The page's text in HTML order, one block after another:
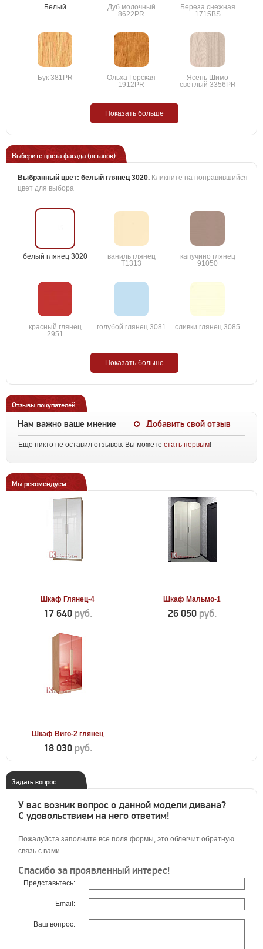
Белый
Дуб молочный
8622PR
Береза снежная
1715BS
Бук 381PR
Ольха Горская
1912PR
Ясень Шимо
светлый 3356PR
Показать больше
Выберите цвета фасада (вставок)
Выбранный цвет: белый глянец 3020. Кликните на понравившийся
цвет для выбора
белый глянец 3020
ваниль глянец
T1313
капучино глянец
91050
красный глянец
2951
голубой глянец 3081 сливки глянец 3085
Показать больше
Отзывы покупателей
Нам важно ваше мнение Добавить свой отзыв
Еще никто не оставил отзывов. Вы можете стать первым!
Мы рекомендуем
Шкаф Глянец-4
17 640 руб.
Шкаф Мальмо-1
26 050 руб.
Шкаф Виго-2 глянец
18 030 руб.
Задать вопрос
У вас возник вопрос о данной модели дивана?
С удовольствием на него ответим!
Пожалуйста заполните все поля формы, это облегчит обратную
связь с вами.
Спасибо за проявленный интерес!
Представьтесь:
Email:
Ваш вопрос: